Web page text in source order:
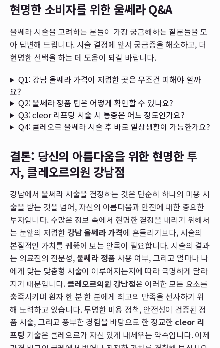
현명한 소비자를 위한 울쎄라 Q&A
울쎄라 시술을 고려하는 분들이 가장 궁금해하는 질문들을 모
아 답변해 드립니다. 시술 결정에 앞서 궁금증을 해소하고, 더
현명한 선택을 하는 데 도움이 되길 바랍니다.
Q1: 강남 울쎄라 가격이 저렴한 곳은 무조건 피해야 할까
요?
Q2: 울쎄라 정품 팁은 어떻게 확인할 수 있나요?
Q3: cleor 리프팅 시술 시 통증은 어느 정도인가요?
Q4: 클레오르 울쎄라 시술 후 바로 일상생활이 가능한가요?
결론: 당신의 아름다움을 위한 현명한 투
자, 클레오르의원 강남점
강남에서 울쎄라 시술을 결정하는 것은 단순히 하나의 미용 시
술을 받는 것을 넘어, 자신의 아름다움과 안전에 대한 중요한
투자입니다. 수많은 정보 속에서 현명한 결정을 내리기 위해서
는 눈앞의 저렴한강남 울쎄라 가격에 흔들리기보다, 시술의
본질적인 가치를 꿰뚫어 보는 안목이 필요합니다. 시술의 결과
는 의료진의 전문성,울쎄라 정품 사용 여부, 그리고 얼마나 나
에게 맞는 맞춤형 시술이 이루어지는지에 따라 극명하게 달라
지기 때문입니다.클레오르의원 강남점은 이러한 모든 요소를
충족시키며 환자 한 분 한 분에게 최고의 만족을 선사하기 위
해 노력하고 있습니다. 투명한 비용 정책, 안전성이 검증된 정
품 시술, 그리고 풍부한 경험을 바탕으로 한 정교한 cleor 리
프팅 기술은 클레오르가 자신 있게 내세우는 약속입니다. 이제